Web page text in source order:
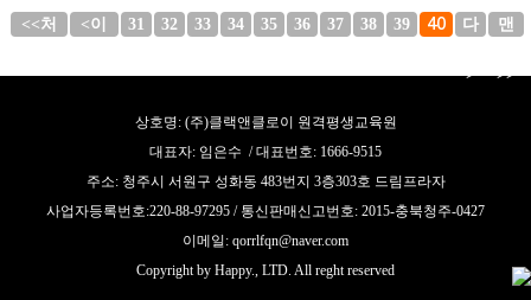
<<처
<이
31 32 33 34 35 36 37 38 39 40
다
>
맨
>>
상호명: (주)클랙앤클로이 원격평생교육원
대표자: 임은수 / 대표번호: 1666-9515
주소: 청주시 서원구 성화동 483번지 3층303호 드림프라자
사업자등록번호:220-88-97295 / 통신판매신고번호: 2015-충북청주-0427
이메일: qorrlfqn@naver.com
Copyright by Happy., LTD. All reght reserved